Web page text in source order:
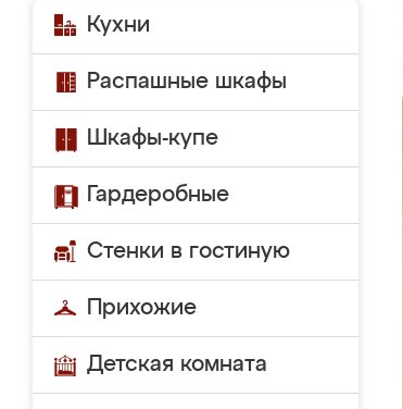
Кухни
Распашные шкафы
Шкафы-купе
Гардеробные
Стенки в гостиную
Прихожие
Детская комната